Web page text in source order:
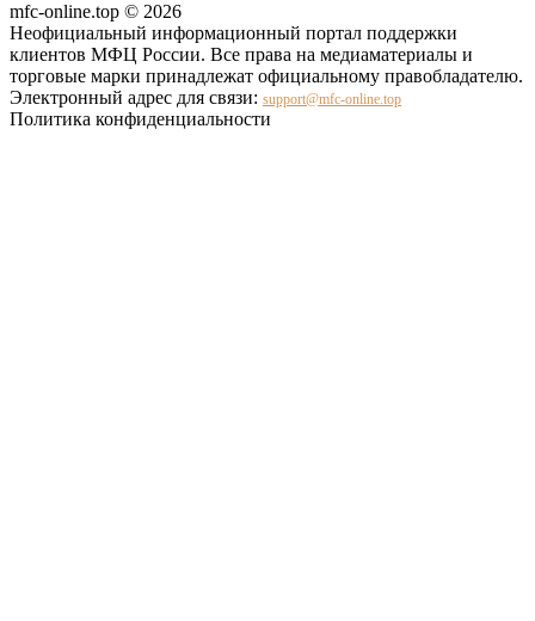
mfc-online.top © 2026
Неофициальный информационный портал поддержки
клиентов МФЦ России. Все права на медиаматериалы и
торговые марки принадлежат официальному правобладателю.
Электронный адрес для связи: support@mfc-online.top
Политика конфиденциальности